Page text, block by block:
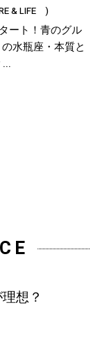
& LIFE )
ート！青のグル
水瓶座・本質と
想？